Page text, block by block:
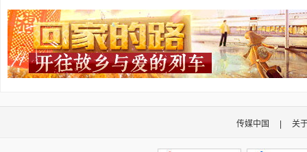
传媒中国 关